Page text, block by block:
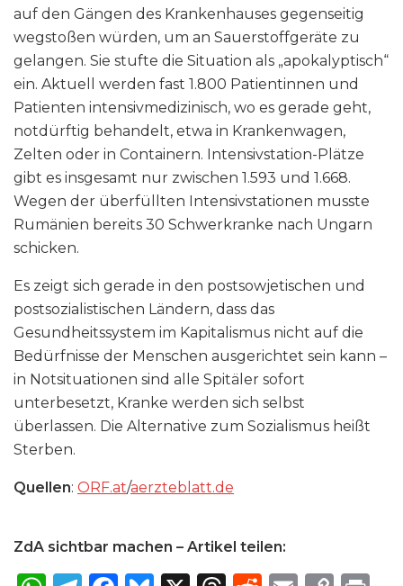
auf den Gängen des Krankenhauses gegenseitig
wegstoßen würden, um an Sauerstoffgeräte zu
gelangen. Sie stufte die Situation als „apokalyptisch“
ein. Aktuell werden fast 1.800 Patientinnen und
Patienten intensivmedizinisch, wo es gerade geht,
notdürftig behandelt, etwa in Krankenwagen,
Zelten oder in Containern. Intensivstation-Plätze
gibt es insgesamt nur zwischen 1.593 und 1.668.
Wegen der überfüllten Intensivstationen musste
Rumänien bereits 30 Schwerkranke nach Ungarn
schicken.
Es zeigt sich gerade in den postsowjetischen und
postsozialistischen Ländern, dass das
Gesundheitssystem im Kapitalismus nicht auf die
Bedürfnisse der Menschen ausgerichtet sein kann –
in Notsituationen sind alle Spitäler sofort
unterbesetzt, Kranke werden sich selbst
überlassen. Die Alternative zum Sozialismus heißt
Sterben.
Quellen: ORF​.at/aerzteblatt​.de
ZdA sichtbar machen – Artikel teilen: